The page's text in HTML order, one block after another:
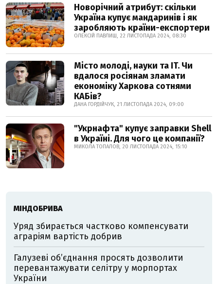
Новорічний атрибут: скільки
Україна купує мандаринів і як
заробляють країни-експортери
ОЛЕКСІЙ ПАВЛИШ, 22 ЛИСТОПАДА 2024, 08:30
Місто молоді, науки та IT. Чи
вдалося росіянам зламати
економіку Харкова сотнями
КАБів?
ДАНА ГОРДІЙЧУК, 21 ЛИСТОПАДА 2024, 09:00
"Укрнафта" купує заправки Shell
в Україні. Для чого це компанії?
МИКОЛА ТОПАЛОВ, 20 ЛИСТОПАДА 2024, 15:10
МІНДОБРИВА
Уряд збирається частково компенсувати
аграріям вартість добрив
Галузеві об’єднання просять дозволити
перевантажувати селітру у морпортах
України